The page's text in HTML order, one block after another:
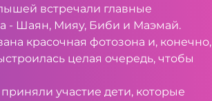
встречали главные
- Шаян, Мияу, Биби и Маэмай.
красочная фотозона и, конечно,
целая очередь, чтобы
участие дети, которые